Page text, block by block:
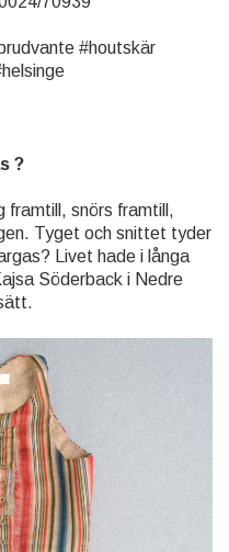
#houtskär
?
framtill, snörs framtill,
Tyget och snittet tyder
Livet hade i långa
Söderback i Nedre